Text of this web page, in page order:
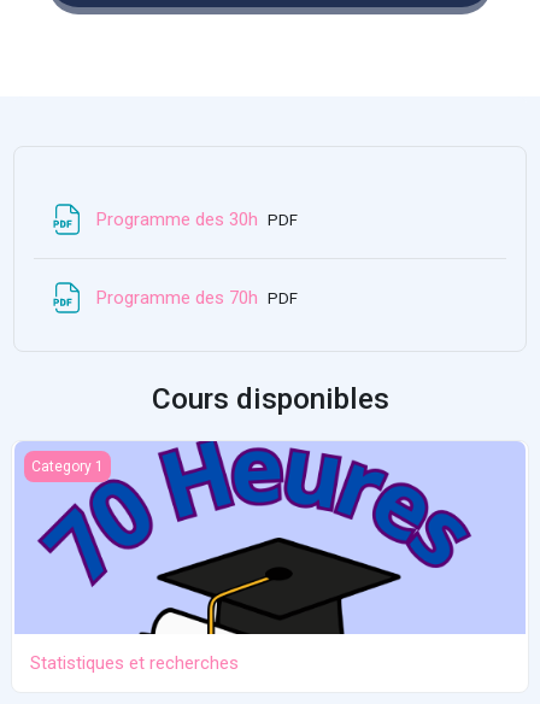
Programme des 30h Fichier
PDF
Programme des 70h Fichier
PDF
Cours disponibles
Statistiques et recherches
Category 1
Statistiques et recherches